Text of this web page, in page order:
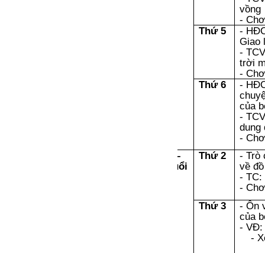
vồng
-
Thứ 5
-
Giao
-
trời
-
Thứ 6
-
của
-
dung
-
Chơi –
tập buổi
Thứ 2
- Trò
về
- TC:
-
Thứ 3
- Ôn
của
- VĐ:
-